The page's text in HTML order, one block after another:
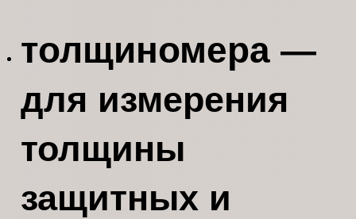
толщиномера —
для измерения
толщины
защитных и